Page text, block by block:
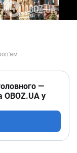
—
OBOZ.UA у